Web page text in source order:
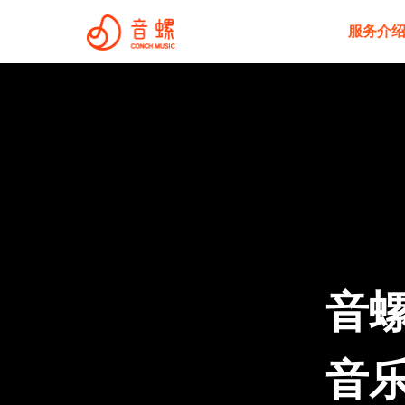
服务介绍
音
音